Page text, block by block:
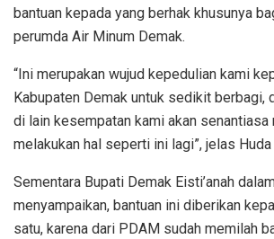
bantuan kepada yang berhak khusunya
perumda Air Minum Demak.
“Ini merupakan wujud kepedulian kami
Kabupaten Demak untuk sedikit berbagi,
di lain kesempatan kami akan senantiasa
melakukan hal seperti ini lagi”, jelas Huda
Sementara Bupati Demak Eisti’anah
menyampaikan, bantuan ini diberikan
satu, karena dari PDAM sudah memilah